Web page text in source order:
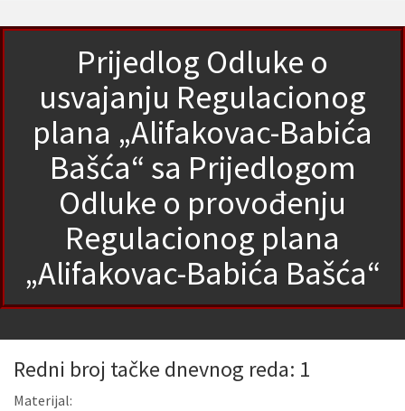
Prijedlog Odluke o
usvajanju Regulacionog
plana „Alifakovac-Babića
Bašća“ sa Prijedlogom
Odluke o provođenju
Regulacionog plana
„Alifakovac-Babića Bašća“
Redni broj tačke dnevnog reda: 1
Materijal: